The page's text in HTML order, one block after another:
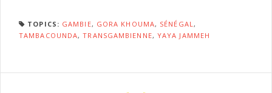
TOPICS: GAMBIE, GORA KHOUMA, SÉNÉGAL,
TAMBACOUNDA,TRANSGAMBIENNE, YAYA JAMMEH